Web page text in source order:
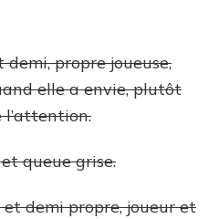
propre joueuse,
elle a envie, plutôt
l’attention.
queue grise.
demi propre, joueur et